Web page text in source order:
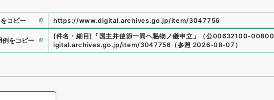
コピー https://www.digital.archives.go.jp/item/3047756
例をコピー
[件名・細目] 「国主并使節一同ヘ賜物ノ儀申立 」 （公00632100-00800
igital.archives.go.jp/item/3047756 （参照 2026-08-07 ）